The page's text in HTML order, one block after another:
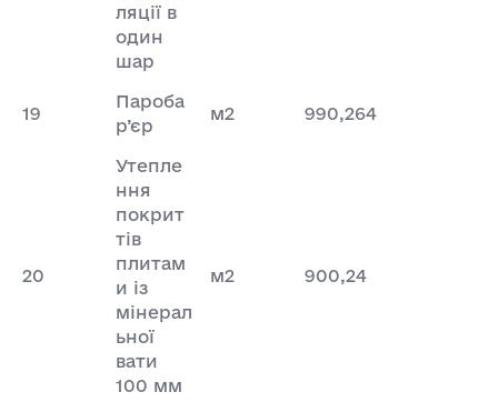
ляції в
один
шар
19
Пароба
р’єр
м2 990,264
20
Утепле
ння
покрит
тів
плитам
и із
мінерал
ьної
вати
100 мм
м2 900,24